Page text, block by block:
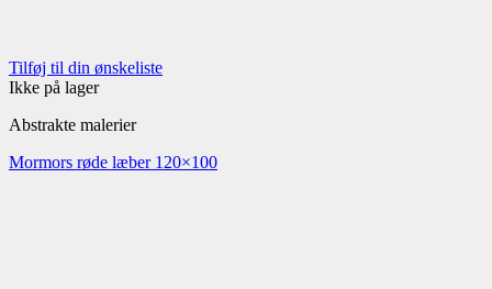
Tilføj til din ønskeliste
Ikke på lager
Abstrakte malerier
Mormors røde læber 120×100